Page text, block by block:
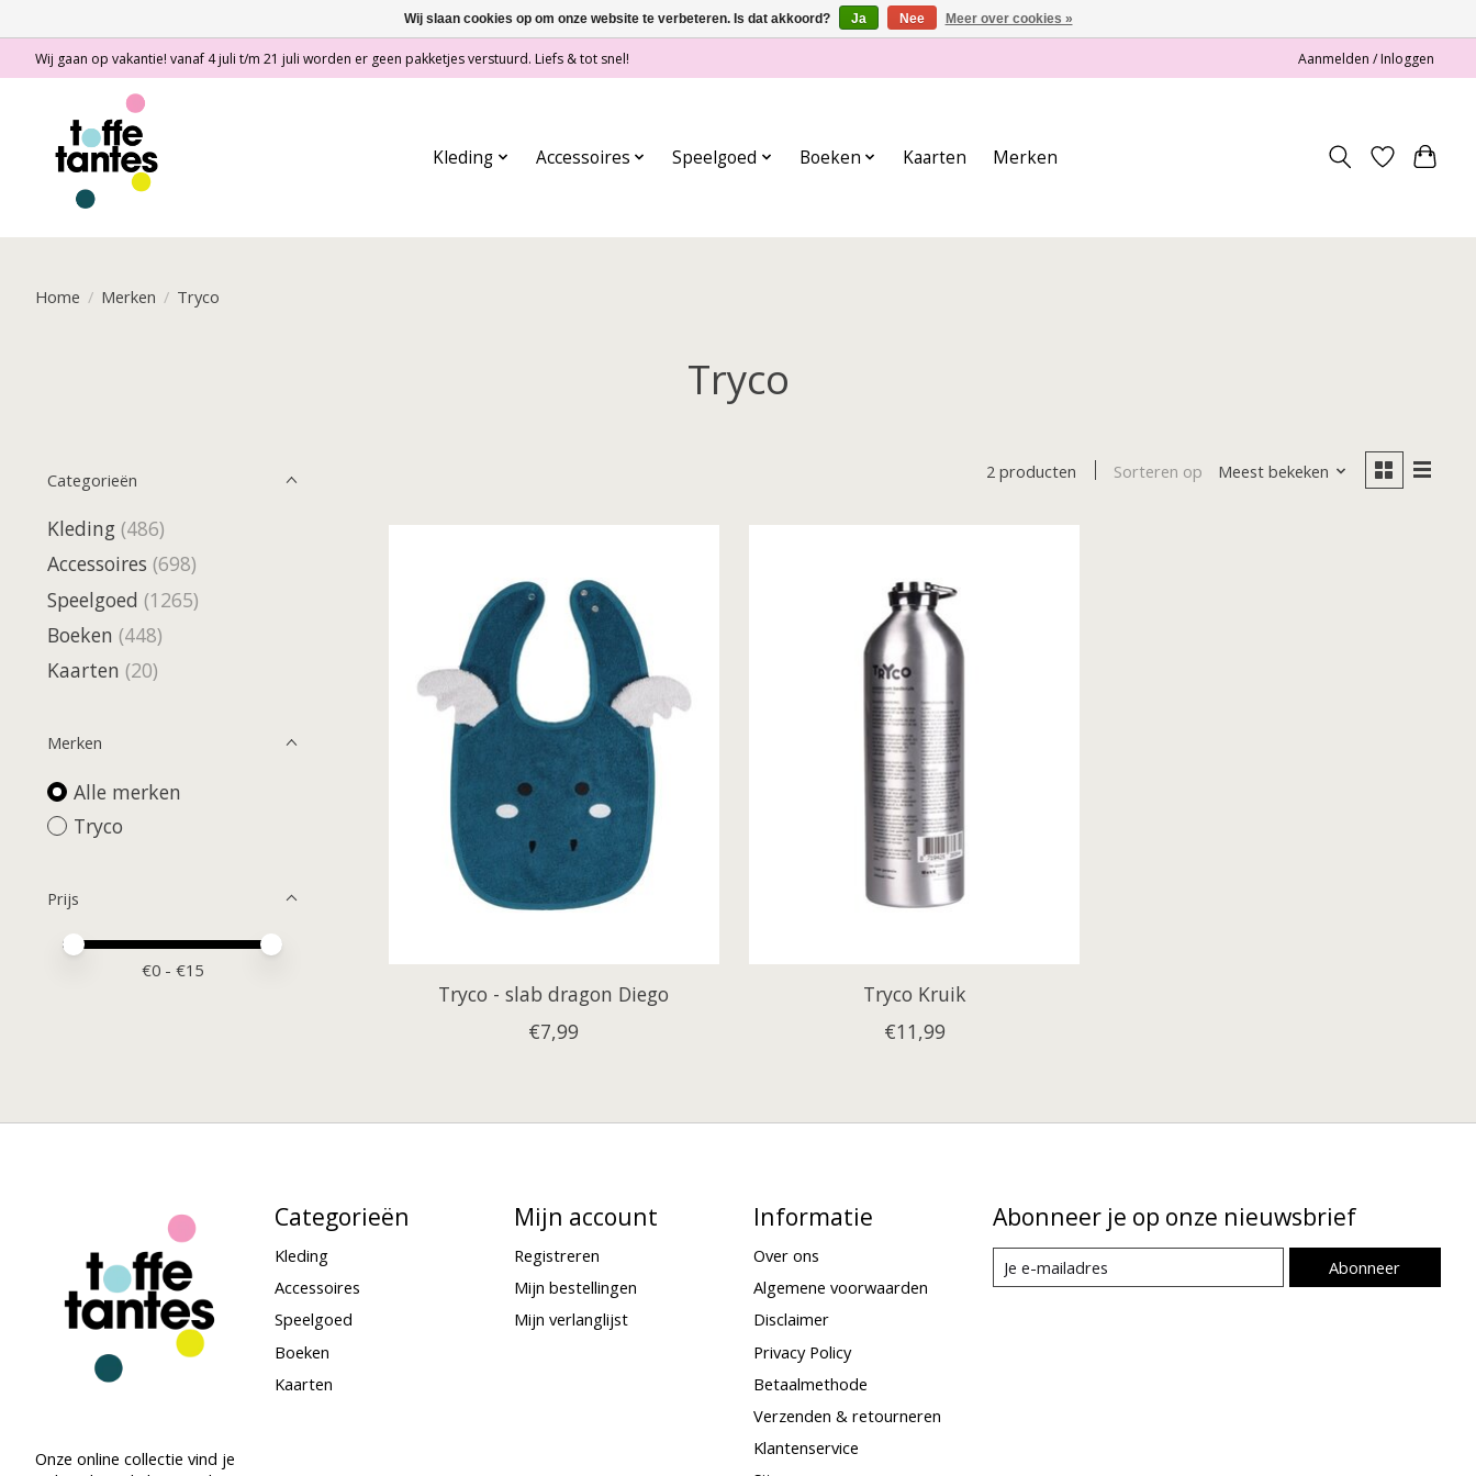
Wij gaan op vakantie! vanaf 4 juli t/m 21 juli worden er geen pakketjes verstuurd. Liefs & tot snel! Aanmelden / Inloggen
Kleding Accessoires Speelgoed Boeken Kaarten Merken
Home / Merken / Tryco
Tryco
Categorieën
Kleding (486)
Accessoires (698)
Speelgoed (1265)
Boeken (448)
Kaarten (20)
Merken
Alle merken
Tryco
Prijs
Minimale prijswaarde
Price maximum value
€0 - €15
2 producten Sorteren op Meest bekeken
Tryco - slab dragon Diego
€7,99
Tryco Kruik
€11,99
Onze online collectie vind je
Categorieën
Kleding
Accessoires
Speelgoed
Boeken
Kaarten
Mijn account
Registreren
Mijn bestellingen
Mijn verlanglijst
Informatie
Over ons
Algemene voorwaarden
Disclaimer
Privacy Policy
Betaalmethode
Verzenden & retourneren
Klantenservice
Abonneer je op onze nieuwsbrief
Abonneer
Wij slaan cookies op om onze website te verbeteren. Is dat akkoord? Ja Nee Meer over cookies »